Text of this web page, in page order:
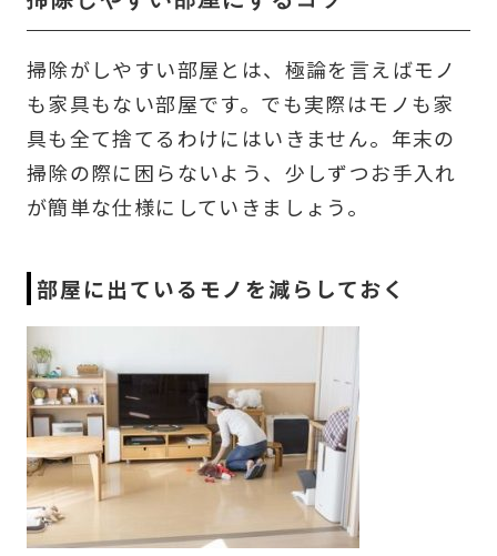
掃除がしやすい部屋とは、極論を言えばモノ
も家具もない部屋です。でも実際はモノも家
具も全て捨てるわけにはいきません。年末の
掃除の際に困らないよう、少しずつお手入れ
が簡単な仕様にしていきましょう。
部屋に出ているモノを減らしておく